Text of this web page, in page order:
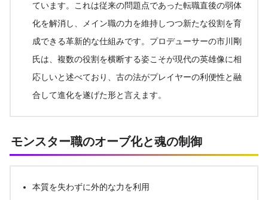
ています。これは従来の問題点であった転職直後の弱体
化を解消し、メイン職の力を維持しつつ新たな役割を育
成できる革新的な仕組みです。プロデューサーの市川剛
氏は、複数の役割を横断する姿こそが現代の英雄像に相
応しいと述べており、古の法がプレイヤーの利便性と融
合して進化を遂げた形と言えます。
モンスター職のオーブ化と魂の制御
本質を失わずに外的な力を利用